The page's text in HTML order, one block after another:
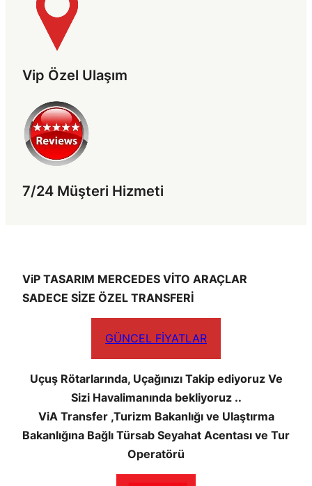
Vip Özel Ulaşım
7/24 Müşteri Hizmeti
ViP TASARIM MERCEDES VİTO ARAÇLAR
SADECE SİZE ÖZEL TRANSFERİ
GÜNCEL FİYATLAR
Uçuş Rötarlarında, Uçağınızı Takip ediyoruz Ve
Sizi Havalimanında bekliyoruz ..
ViA Transfer ,Turizm Bakanlığı ve Ulaştırma
Bakanlığına Bağlı Türsab Seyahat Acentası ve Tur
Operatörü